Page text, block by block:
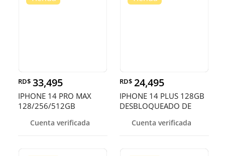
RD$ 33,495
IPHONE 14 PRO MAX
128/256/512GB
Cuenta verificada
RD$ 24,495
IPHONE 14 PLUS 128GB
DESBLOQUEADO DE
Cuenta verificada